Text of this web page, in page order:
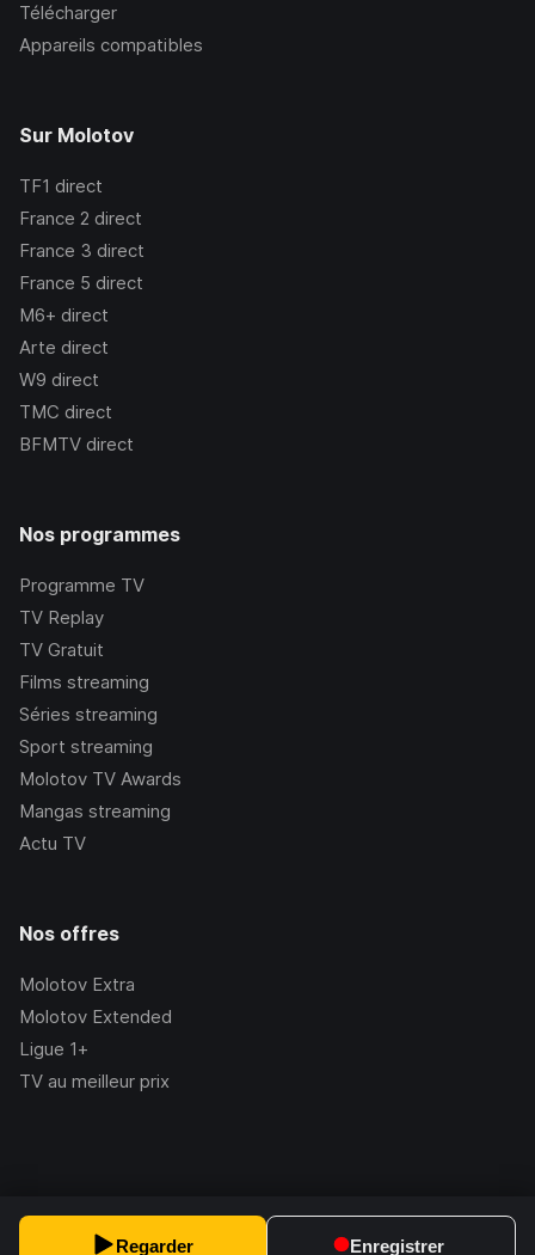
Regarder Enregistrer
Télécharger
Appareils compatibles
Sur Molotov
TF1 direct
France 2 direct
France 3 direct
France 5 direct
M6+ direct
Arte direct
W9 direct
TMC direct
BFMTV direct
Nos programmes
Programme TV
TV Replay
TV Gratuit
Films streaming
Séries streaming
Sport streaming
Molotov TV Awards
Mangas streaming
Actu TV
Nos offres
Molotov Extra
Molotov Extended
Ligue 1+
TV au meilleur prix
2.228.1